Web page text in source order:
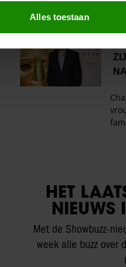
media te bieden en om
onze partners voor social
informatie die u aan ze
met onze cookies
Alles toestaan
HET
NIEUWS
Met de Showbuzz-
week alle buzz over